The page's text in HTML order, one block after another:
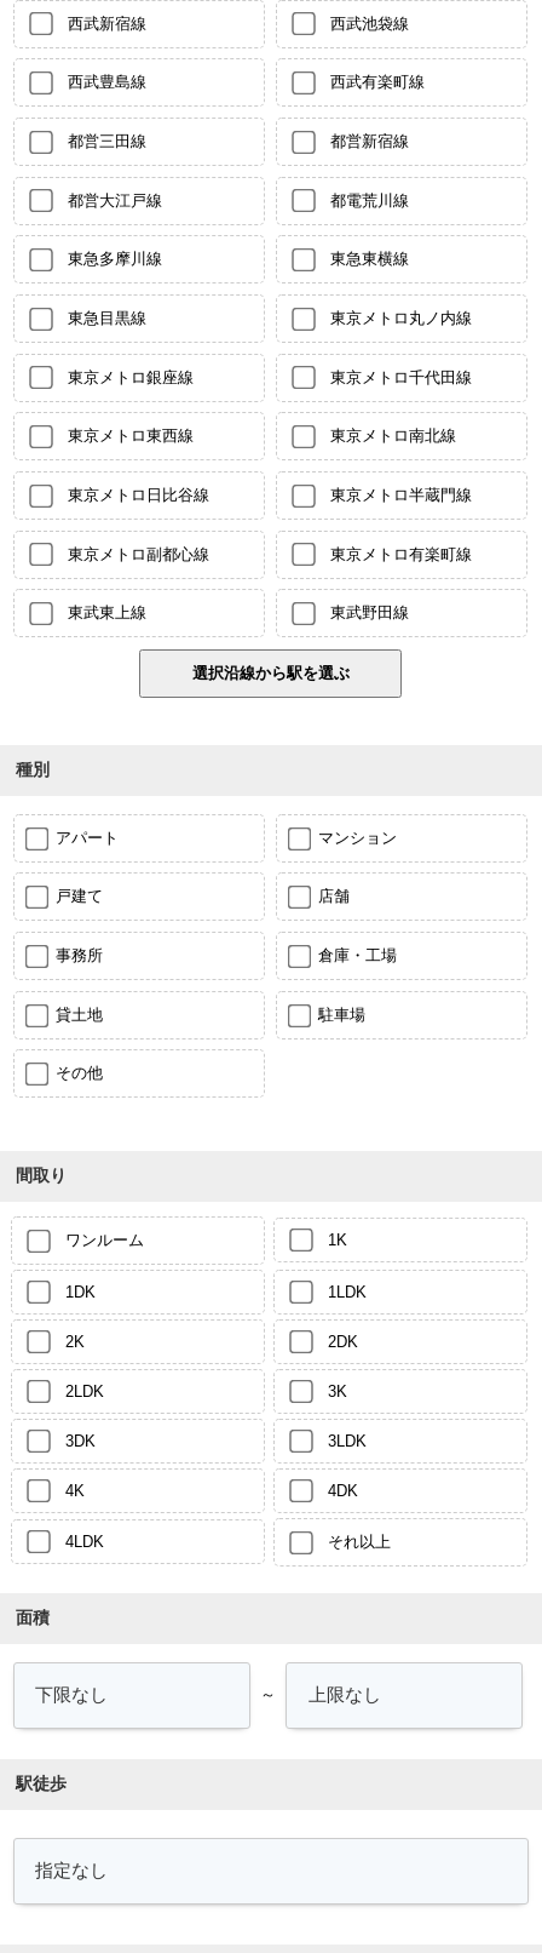
西武新宿線 西武池袋線
西武豊島線 西武有楽町線
都営三田線 都営新宿線
都営大江戸線 都電荒川線
東急多摩川線 東急東横線
東急目黒線 東京メトロ丸ノ内線
東京メトロ銀座線 東京メトロ千代田線
東京メトロ東西線 東京メトロ南北線
東京メトロ日比谷線 東京メトロ半蔵門線
東京メトロ副都心線 東京メトロ有楽町線
東武東上線 東武野田線
種別
アパート マンション
戸建て 店舗
事務所 倉庫・工場
貸土地 駐車場
その他
間取り
ワンルーム 1K
1DK 1LDK
2K 2DK
2LDK 3K
3DK 3LDK
4K 4DK
4LDK それ以上
面積
～
駅徒歩